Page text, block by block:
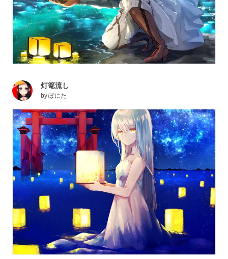
灯篭流し
byぽにた